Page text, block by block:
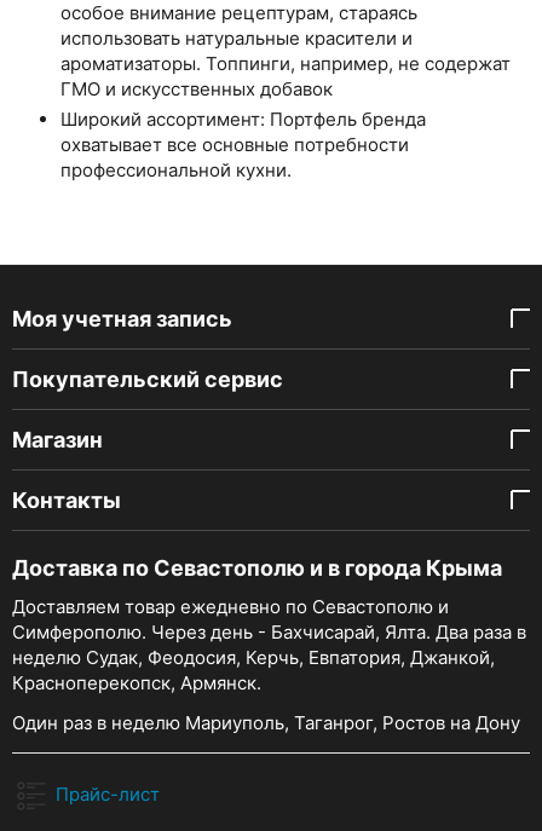
особое внимание рецептурам, стараясь
использовать натуральные красители и
ароматизаторы. Топпинги, например, не содержат
ГМО и искусственных добавок
Широкий ассортимент: Портфель бренда
охватывает все основные потребности
профессиональной кухни.
Моя учетная запись
Покупательский сервис
Магазин
Контакты
Доставка по Севастополю и в города Крыма
Доставляем товар ежедневно по Севастополю и
Симферополю. Через день - Бахчисарай, Ялта. Два раза в
неделю Судак, Феодосия, Керчь, Евпатория, Джанкой,
Красноперекопск, Армянск.
Один раз в неделю Мариуполь, Таганрог, Ростов на Дону
Прайс-лист